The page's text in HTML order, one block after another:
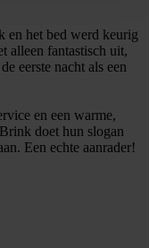
en het bed werd keurig
alleen fantastisch uit,
eerste nacht als een
en een warme,
doet hun slogan
Een echte aanrader!